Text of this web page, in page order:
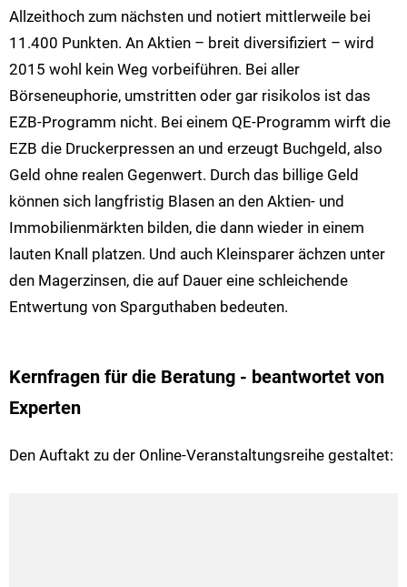
Allzeithoch zum nächsten und notiert mittlerweile bei
11.400 Punkten. An Aktien – breit diversifiziert – wird
2015 wohl kein Weg vorbeiführen. Bei aller
Börseneuphorie, umstritten oder gar risikolos ist das
EZB-Programm nicht. Bei einem QE-Programm wirft die
EZB die Druckerpressen an und erzeugt Buchgeld, also
Geld ohne realen Gegenwert. Durch das billige Geld
können sich langfristig Blasen an den Aktien- und
Immobilienmärkten bilden, die dann wieder in einem
lauten Knall platzen. Und auch Kleinsparer ächzen unter
den Magerzinsen, die auf Dauer eine schleichende
Entwertung von Sparguthaben bedeuten.
Kernfragen für die Beratung - beantwortet von
Experten
Den Auftakt zu der Online-Veranstaltungsreihe gestaltet: